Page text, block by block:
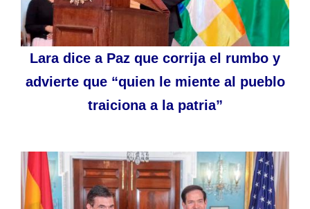
Lara dice a Paz que corrija el rumbo y
advierte que “quien le miente al pueblo
traiciona a la patria”